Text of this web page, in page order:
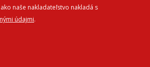
naše nakladateľstvo nakladá s
údajmi.